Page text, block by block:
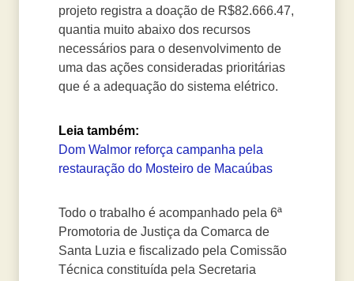
projeto registra a doação de R$82.666.47,
quantia muito abaixo dos recursos
necessários para o desenvolvimento de
uma das ações consideradas prioritárias
que é a adequação do sistema elétrico.
Leia também:
Dom Walmor reforça campanha pela
restauração do Mosteiro de Macaúbas
Todo o trabalho é acompanhado pela 6ª
Promotoria de Justiça da Comarca de
Santa Luzia e fiscalizado pela Comissão
Técnica constituída pela Secretaria